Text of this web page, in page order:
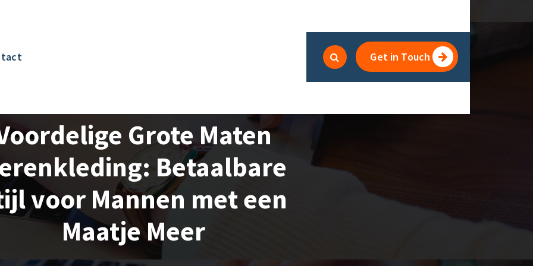
Get in Touch
Grote Maten
Betaalbare
voor Mannen met een
Maatje Meer